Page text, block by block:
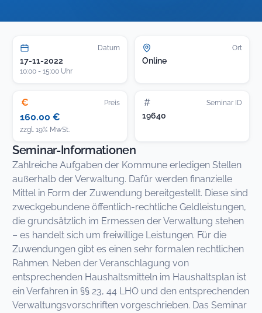
Datum
17-11-2022
10:00 - 15:00 Uhr
Ort
Online
€ Preis
160.00 €
zzgl. 19% MwSt.
# Seminar ID
19640
Seminar-Informationen
Zahlreiche Aufgaben der Kommune erledigen Stellen
außerhalb der Verwaltung. Dafür werden finanzielle
Mittel in Form der Zuwendung bereitgestellt. Diese sind
zweckgebundene öffentlich-rechtliche Geldleistungen,
die grundsätzlich im Ermessen der Verwaltung stehen
– es handelt sich um freiwillige Leistungen. Für die
Zuwendungen gibt es einen sehr formalen rechtlichen
Rahmen. Neben der Veranschlagung von
entsprechenden Haushaltsmitteln im Haushaltsplan ist
ein Verfahren in §§ 23, 44 LHO und den entsprechenden
Verwaltungsvorschriften vorgeschrieben. Das Seminar